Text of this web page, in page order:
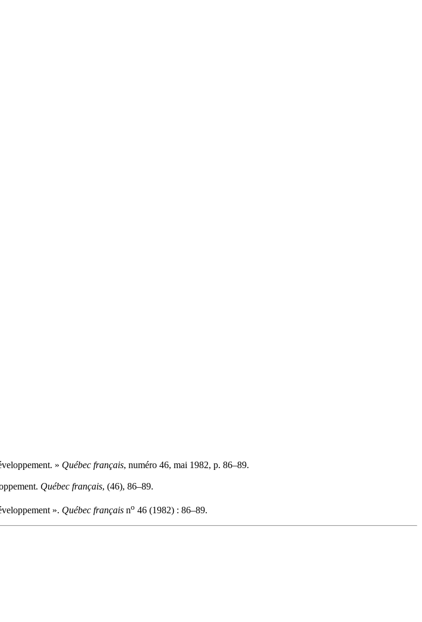
» Québec français, numéro 46, mai 1982, p. 86–89.
Québec français, (46), 86–89.
». Québec français no 46 (1982) : 86–89.